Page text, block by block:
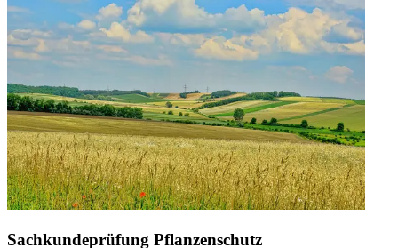
Sachkundeprüfung Pflanzenschutz